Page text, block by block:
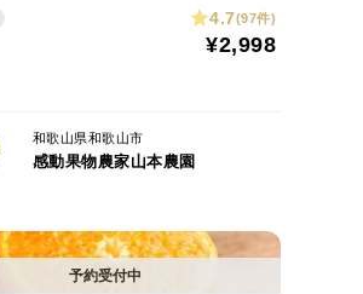
土壌です。かなり栄養がある
要な時期に徹底的に吸収させ
4.7(97件)
¥2,998
和歌山県和歌山市
感動果物農家山本農園